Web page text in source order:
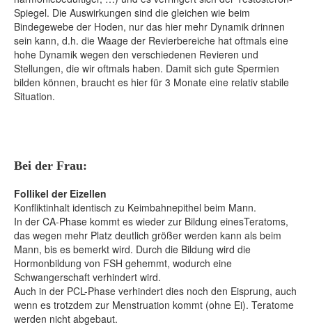
Spiegel. Die Auswirkungen sind die gleichen wie beim
Bindegewebe der Hoden, nur das hier mehr Dynamik drinnen
sein kann, d.h. die Waage der Revierbereiche hat oftmals eine
hohe Dynamik wegen den verschiedenen Revieren und
Stellungen, die wir oftmals haben. Damit sich gute Spermien
bilden können, braucht es hier für 3 Monate eine relativ stabile
Situation.
Bei der Frau:
Follikel der Eizellen
Konfliktinhalt identisch zu Keimbahnepithel beim Mann.
In der CA-Phase kommt es wieder zur Bildung einesTeratoms,
das wegen mehr Platz deutlich größer werden kann als beim
Mann, bis es bemerkt wird. Durch die Bildung wird die
Hormonbildung von FSH gehemmt, wodurch eine
Schwangerschaft verhindert wird.
Auch in der PCL-Phase verhindert dies noch den Eisprung, auch
wenn es trotzdem zur Menstruation kommt (ohne Ei). Teratome
werden nicht abgebaut.